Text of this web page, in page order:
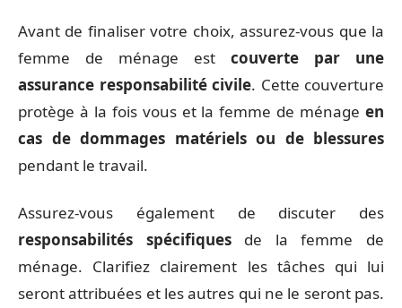
Avant de finaliser votre choix, assurez-vous que la
femme de ménage est couverte par une
assurance responsabilité civile. Cette couverture
protège à la fois vous et la femme de ménage en
cas de dommages matériels ou de blessures
pendant le travail.
Assurez-vous également de discuter des
responsabilités spécifiquesde la femme de
ménage. Clarifiez clairement les tâches qui lui
seront attribuées et les autres qui ne le seront pas.